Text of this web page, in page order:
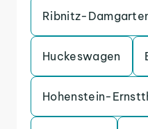
Ribnitz-
Huckeswagen
Hohenstein-